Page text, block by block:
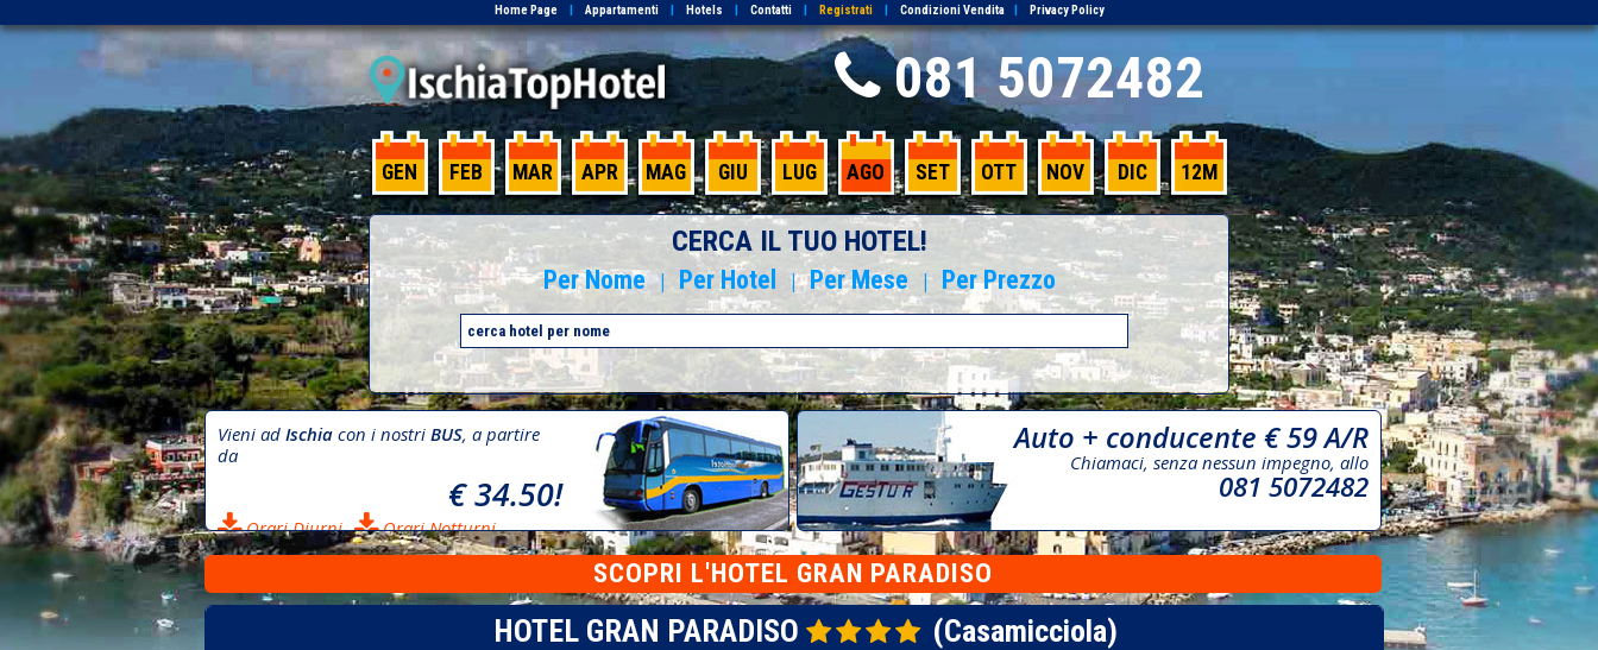
Home Page | Appartamenti | Hotels | Contatti | Registrati | Condizioni Vendita | Privacy Policy
081 5072482
GEN FEB MAR APR MAG GIU LUG AGO SET OTT NOV DIC 12M
CERCA IL TUO HOTEL!
Per Nome | Per Hotel | Per Mese | Per Prezzo
Vieni ad Ischia con i nostri BUS, a partire
da
€ 34.50!
Orari Diurni Orari Notturni
Auto + conducente € 59 A/R
Chiamaci, senza nessun impegno, allo
081 5072482
SCOPRI L'HOTEL GRAN PARADISO
HOTEL GRAN PARADISO (Casamicciola)